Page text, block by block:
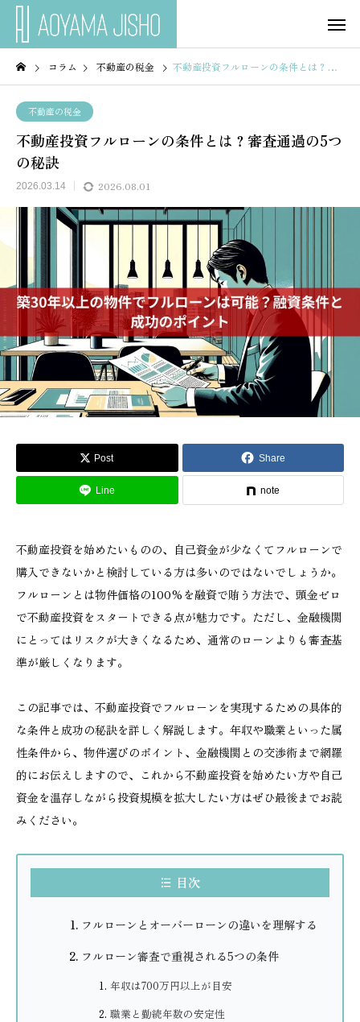
コラム 不動産の税金 不動産投資フルローンの条件とは？審査通過の5つの秘訣
不動産の税金
不動産投資フルローンの条件とは？審査通過の5つ
の秘訣
2026.03.14 2026.08.01
Post Share
Line note
不動産投資を始めたいものの、自己資金が少なくてフルローンで
購入できないかと検討している方は多いのではないでしょうか。
フルローンとは物件価格の100%を融資で賄う方法で、頭金ゼロ
で不動産投資をスタートできる点が魅力です。ただし、金融機関
にとってはリスクが大きくなるため、通常のローンよりも審査基
準が厳しくなります。
この記事では、不動産投資でフルローンを実現するための具体的
な条件と成功の秘訣を詳しく解説します。年収や職業といった属
性条件から、物件選びのポイント、金融機関との交渉術まで網羅
的にお伝えしますので、これから不動産投資を始めたい方や自己
資金を温存しながら投資規模を拡大したい方はぜひ最後までお読
みください。
目次
フルローンとオーバーローンの違いを理解する
フルローン審査で重視される5つの条件
年収は700万円以上が目安
職業と勤続年数の安定性